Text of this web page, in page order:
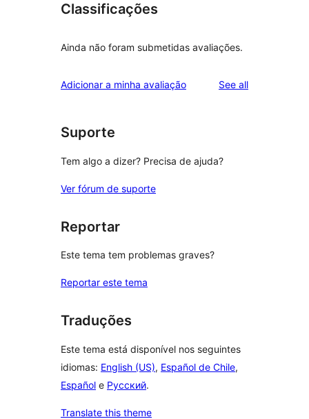
Classificações
Ainda não foram submetidas avaliações.
Adicionar a minha avaliação See allreviews
Suporte
Tem algo a dizer? Precisa de ajuda?
Ver fórum de suporte
Reportar
Este tema tem problemas graves?
Reportar este tema
Traduções
Este tema está disponível nos seguintes
idiomas: English (US), Español de Chile,
Español e Русский.
Translate this theme